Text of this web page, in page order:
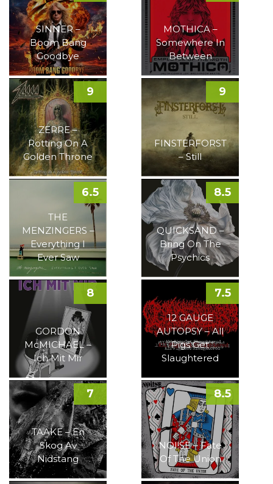
SINNER –
Boom Bang
Goodbye
MOTHICA –
Somewhere In
Between
ZERRE –
Rotting On A
Golden Throne
9
FINSTERFORST
– Still
9
THE
MENZINGERS –
Everything I
Ever Saw
6.5
QUICKSAND –
Bring On The
Psychics
8.5
GORDON
McMICHAEL –
Ich Mit Mir
8
12 GAUGE
AUTOPSY – All
Pigs Get
Slaughtered
7.5
TAAKE – En
Skog Av
Nidstang
7
NOI!SE – Fate
Of The Union
8.5